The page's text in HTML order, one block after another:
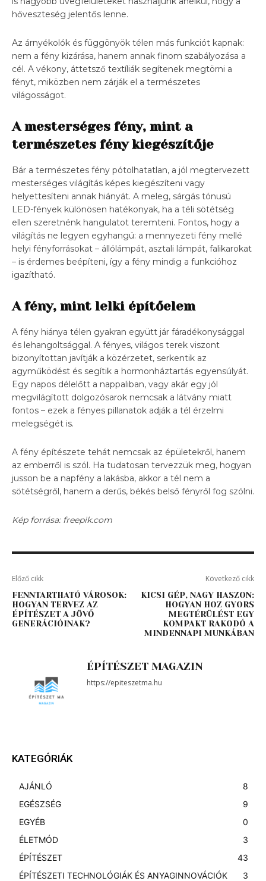
hőveszteség jelentős lenne.
Az árnyékolók és függönyök télen más funkciót kapnak:
nem a fény kizárása, hanem annak finom szabályozása a
cél. A vékony, áttetsző textíliák segítenek megtörni a
fényt, miközben nem zárják el a természetes
világosságot.
A mesterséges fény, mint a
természetes fény kiegészítője
Bár a természetes fény pótolhatatlan, a jól megtervezett
mesterséges világítás képes kiegészíteni vagy
helyettesíteni annak hiányát. A meleg, sárgás tónusú
LED-fények különösen hatékonyak, ha a téli sötétség
ellen szeretnénk hangulatot teremteni. Fontos, hogy a
világítás ne legyen egyhangú: a mennyezeti fény mellé
helyi fényforrásokat – állólámpát, asztali lámpát, falikarokat
– is érdemes beépíteni, így a fény mindig a funkcióhoz
igazítható.
A fény, mint lelki építőelem
A fény hiánya télen gyakran együtt jár fáradékonysággal
és lehangoltsággal. A fényes, világos terek viszont
bizonyítottan javítják a közérzetet, serkentik az
agyműködést és segítik a hormonháztartás egyensúlyát.
Egy napos délelőtt a nappaliban, vagy akár egy jól
megvilágított dolgozósarok nemcsak a látvány miatt
fontos – ezek a fényes pillanatok adják a tél érzelmi
melegségét is.
A fény építészete tehát nemcsak az épületekről, hanem
az emberről is szól. Ha tudatosan tervezzük meg, hogyan
jusson be a napfény a lakásba, akkor a tél nem a
sötétségről, hanem a derűs, békés belső fényről fog szólni.
Kép forrása: freepik.com
Előző cikk
FENNTARTHATÓ VÁROSOK:
HOGYAN TERVEZ AZ
ÉPÍTÉSZET A JÖVŐ
GENERÁCIÓINAK?
Következő cikk
KICSI GÉP, NAGY HASZON:
HOGYAN HOZ GYORS
MEGTÉRÜLÉST EGY
KOMPAKT RAKODÓ A
MINDENNAPI MUNKÁBAN
ÉPÍTÉSZET MAGAZIN
https://epiteszetma.hu
KATEGÓRIÁK
AJÁNLÓ
8
EGÉSZSÉG
9
EGYÉB
0
ÉLETMÓD
3
ÉPÍTÉSZET
43
ÉPÍTÉSZETI TECHNOLÓGIÁK ÉS ANYAGINNOVÁCIÓK
3